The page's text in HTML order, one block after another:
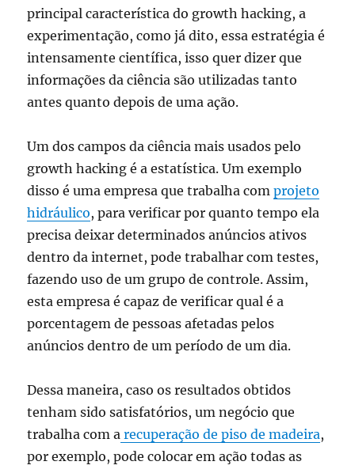
principal característica do growth hacking, a
experimentação, como já dito, essa estratégia é
intensamente científica, isso quer dizer que
informações da ciência são utilizadas tanto
antes quanto depois de uma ação.
Um dos campos da ciência mais usados pelo
growth hacking é a estatística. Um exemplo
disso é uma empresa que trabalha comprojeto
hidráulico, para verificar por quanto tempo ela
precisa deixar determinados anúncios ativos
dentro da internet, pode trabalhar com testes,
fazendo uso de um grupo de controle. Assim,
esta empresa é capaz de verificar qual é a
porcentagem de pessoas afetadas pelos
anúncios dentro de um período de um dia.
Dessa maneira, caso os resultados obtidos
tenham sido satisfatórios, um negócio que
trabalha com a recuperação de piso de madeira,
por exemplo, pode colocar em ação todas as